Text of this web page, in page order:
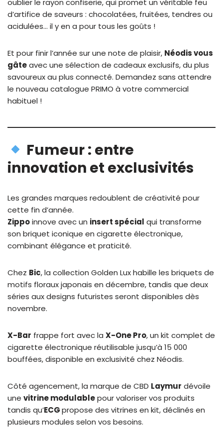
oublier le rayon confiserie, qui promet un véritable feu
d’artifice de saveurs : chocolatées, fruitées, tendres ou
acidulées… il y en a pour tous les goûts !
Et pour finir l’année sur une note de plaisir, Néodis vous
gâteavec une sélection de cadeaux exclusifs, du plus
savoureux au plus connecté. Demandez sans attendre
le nouveau catalogue PRIMO à votre commercial
habituel !
Fumeur : entre
innovation et exclusivités
Les grandes marques redoublent de créativité pour
cette fin d’année.
Zippoinnove avec un insert spécial qui transforme
son briquet iconique en cigarette électronique,
combinant élégance et praticité.
Chez Bic, la collection Golden Lux habille les briquets de
motifs floraux japonais en décembre, tandis que deux
séries aux designs futuristes seront disponibles dès
novembre.
X-Bar frappe fort avec la X-One Pro, un kit complet de
cigarette électronique réutilisable jusqu’à 15 000
bouffées, disponible en exclusivité chez Néodis.
Côté agencement, la marque de CBD Laymur dévoile
une vitrine modulablepour valoriser vos produits
tandis qu’ECGpropose des vitrines en kit, déclinés en
plusieurs modules selon vos besoins.